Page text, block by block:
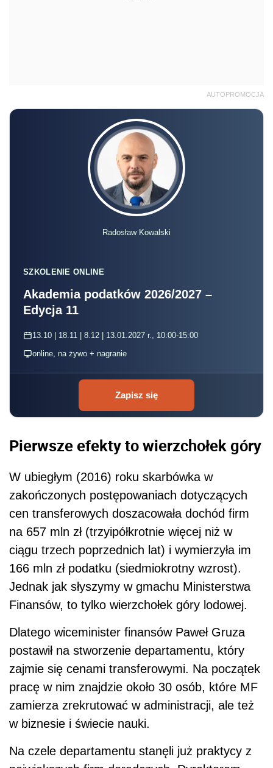
AUTOPROMOCJA
Radosław Kowalski
SZKOLENIE ONLINE
Akademia podatków 2026/2027 –
Edycja 11
13.10 | 18.11 | 8.12 | 13.01.2027 r., 10:00-15:00
online, na żywo + nagranie
Zapisz się
Pierwsze efekty to wierzchołek góry
W ubiegłym (2016) roku skarbówka w
zakończonych postępowaniach dotyczących
cen transferowych doszacowała dochód firm
na 657 mln zł (trzyipółkrotnie więcej niż w
ciągu trzech poprzednich lat) i wymierzyła im
166 mln zł podatku (siedmiokrotny wzrost).
Jednak jak słyszymy w gmachu Ministerstwa
Finansów, to tylko wierzchołek góry lodowej.
Dlatego wiceminister finansów Paweł Gruza
postawił na stworzenie departamentu, który
zajmie się cenami transferowymi. Na początek
pracę w nim znajdzie około 30 osób, które MF
zamierza zrekrutować w administracji, ale też
w biznesie i świecie nauki.
Na czele departamentu stanęli już praktycy z